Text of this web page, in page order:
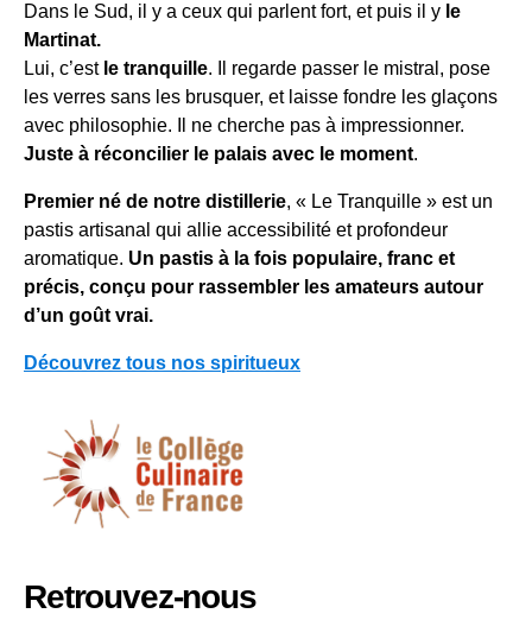
Dans le Sud, il y a ceux qui parlent fort, et puis il y le
Martinat.
Lui, c’est le tranquille. Il regarde passer le mistral, pose
les verres sans les brusquer, et laisse fondre les glaçons
avec philosophie. Il ne cherche pas à impressionner.
Juste à réconcilier le palais avec le moment.
Premier né de notre distillerie, « Le Tranquille » est un
pastis artisanal qui allie accessibilité et profondeur
aromatique. Un pastis à la fois populaire, franc et
précis, conçu pour rassembler les amateurs autour
d’un goût vrai.
Découvrez tous nos spiritueux
Retrouvez-nous